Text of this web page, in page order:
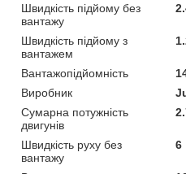
Швидкість підйому без
вантажу
Швидкість підйому з
вантажем
Вантажопідйомність
Виробник
Сумарна потужність
двигунів
Швидкість руху без
вантажу
6